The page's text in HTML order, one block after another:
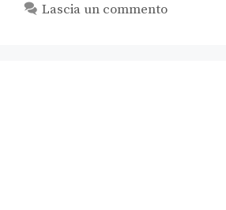
Lascia un commento